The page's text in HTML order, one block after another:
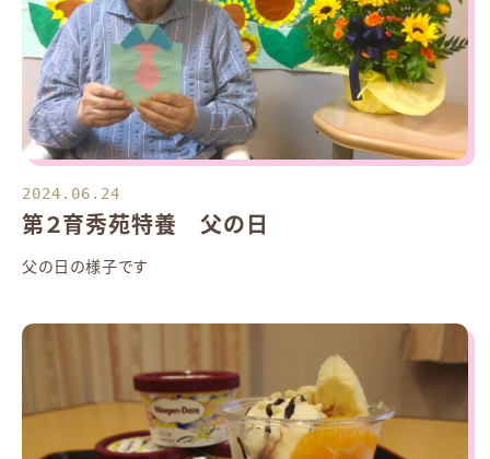
2024.06.24
第２育秀苑特養 父の日
父の日の様子です